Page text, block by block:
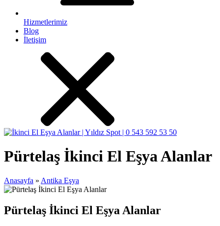
Hizmetlerimiz
Blog
İletişim
Pürtelaş İkinci El Eşya Alanlar
Anasayfa » Antika Eşya
Pürtelaş İkinci El Eşya Alanlar